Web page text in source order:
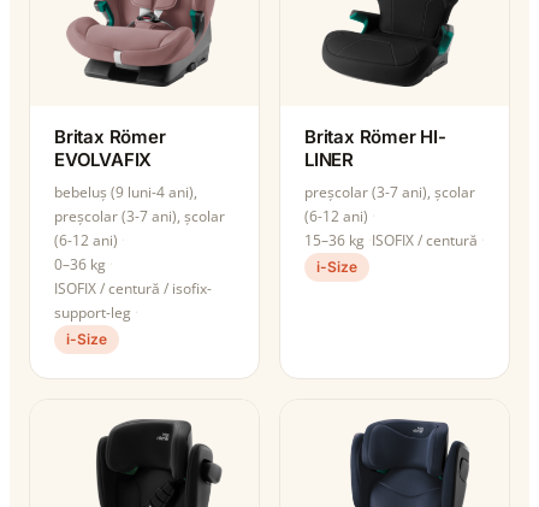
Britax Römer
EVOLVAFIX
bebeluș (9 luni-4 ani),
preșcolar (3-7 ani), școlar
(6-12 ani)
0–36 kg
ISOFIX / centură / isofix-
support-leg
i-Size
Britax Römer HI-
LINER
preșcolar (3-7 ani), școlar
(6-12 ani)
15–36 kg ISOFIX / centură
i-Size